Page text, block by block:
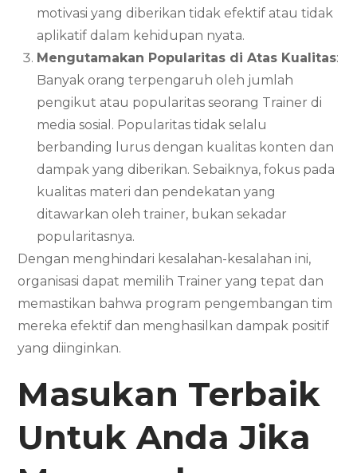
motivasi yang diberikan tidak efektif atau tidak
aplikatif dalam kehidupan nyata.
Mengutamakan Popularitas di Atas Kualitas:
Banyak orang terpengaruh oleh jumlah
pengikut atau popularitas seorang Trainer di
media sosial. Popularitas tidak selalu
berbanding lurus dengan kualitas konten dan
dampak yang diberikan. Sebaiknya, fokus pada
kualitas materi dan pendekatan yang
ditawarkan oleh trainer, bukan sekadar
popularitasnya.
Dengan menghindari kesalahan-kesalahan ini,
organisasi dapat memilih Trainer yang tepat dan
memastikan bahwa program pengembangan tim
mereka efektif dan menghasilkan dampak positif
yang diinginkan.
Masukan Terbaik
Untuk Anda Jika